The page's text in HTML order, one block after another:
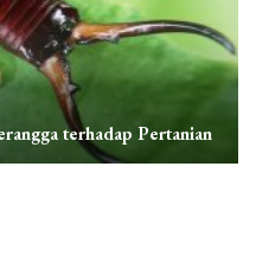
terhadap Pertanian